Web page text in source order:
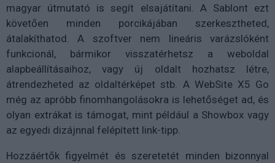
magyar útmutató is segít elsajátítani. A Sablont ezt
követően minden porcikájában szerkesztheted,
átalakíthatod. A szoftver nem lineáris varázslóként
funkcionál, bármikor visszatérhetsz a weboldal
alapbeállításaihoz, vagy új oldalt hozhatsz létre,
átrendezheted az oldaltérképet stb. A WebSite X5 Go
még az apróbb finomhangolásokra is lehetőséget ad, és
olyan extrákat is támogat, mint például a Showbox vagy
az egyedi dizájnnal felépített link-tipp.
Hozzáértők figyelmét és szeretetét minden bizonnyal